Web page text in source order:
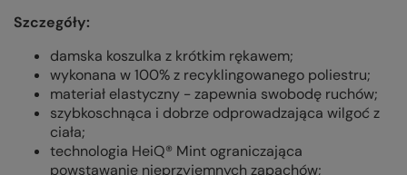
Szczegóły:
damska koszulka z krótkim rękawem;
wykonana w 100% z recyklingowanego poliestru;
materiał elastyczny - zapewnia swobodę ruchów;
szybkoschnąca i dobrze odprowadzająca wilgoć z
ciała;
technologia HeiQ® Mint ograniczająca
powstawanie nieprzyjemnych zapachów;